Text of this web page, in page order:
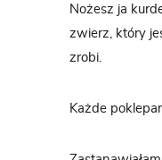
Nożesz ja
zwierz, który
zrobi.
Każde